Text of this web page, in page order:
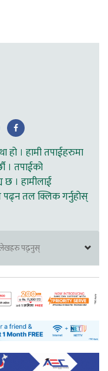
हो । हामी तपाईहरुमा
। तपाईको
छ । हामीलाई
पढ्न तल क्लिक गर्नुहोस्
पढ्नुस्